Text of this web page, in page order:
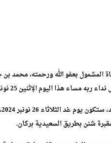
المشمول بعفو الله ورحمته،
الإثنين 25 نونبر 2024 بمستشفى الدراق ببركان.
شنن بطريق السعيدية بركان.